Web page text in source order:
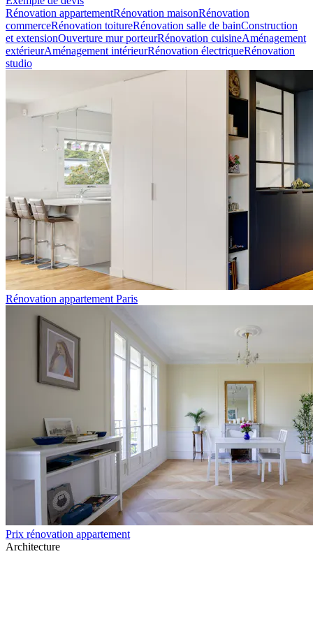
Rénovation appartementRénovation maisonRénovation
commerceRénovation toitureRénovation salle de bainConstruction
et extensionOuverture mur porteurRénovation cuisineAménagement
extérieurAménagement intérieurRénovation électriqueRénovation
studio
Rénovation appartement Paris
Prix rénovation appartement
Architecture